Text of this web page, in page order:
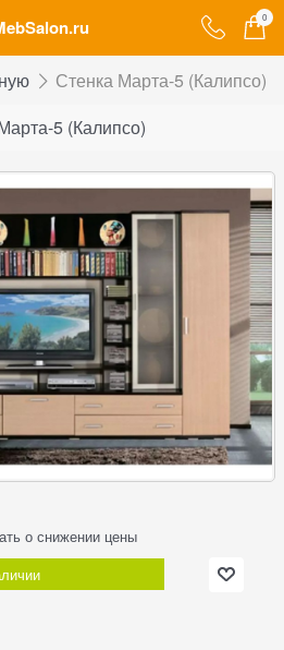
0
Стенка Марта-5 (Калипсо)
5 (Калипсо)
о снижении цены